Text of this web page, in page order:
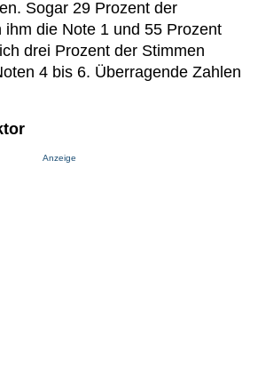
Sogar 29 Prozent der
ihm die Note 1 und 55 Prozent
drei Prozent der Stimmen
4 bis 6. Überragende Zahlen
Anzeige